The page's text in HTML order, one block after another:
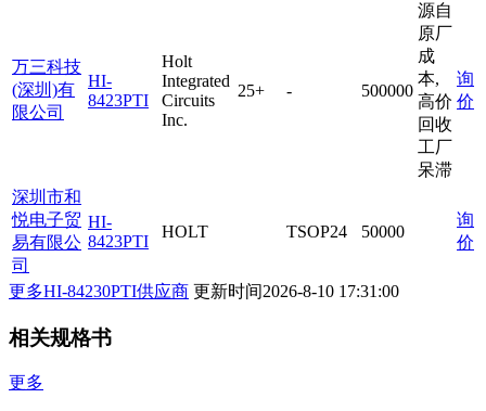
万三科技
(深圳)有
限公司
HI-
8423PTI
Holt
Integrated
Circuits
Inc.
25+ - 500000
源自
原厂
成
本,
高价
回收
工厂
呆滞
询
价
深圳市和
悦电子贸
易有限公
司
HI-
8423PTI
HOLT TSOP24 50000
询
价
更多HI-84230PTI供应商 更新时间2026-8-10 17:31:00
相关规格书
更多